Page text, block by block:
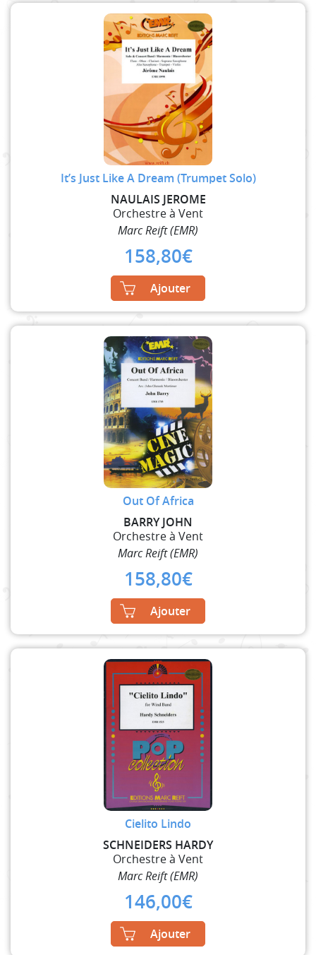
It’s Just Like A Dream (Trumpet Solo)
NAULAIS JEROME
Orchestre à Vent
Marc Reift (EMR)
158,80€
Ajouter
Out Of Africa
BARRY JOHN
Orchestre à Vent
Marc Reift (EMR)
158,80€
Ajouter
Cielito Lindo
SCHNEIDERS HARDY
Orchestre à Vent
Marc Reift (EMR)
146,00€
Ajouter